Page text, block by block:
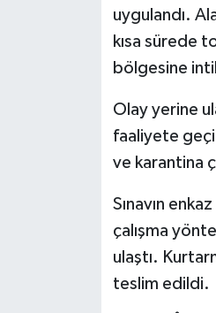
uygulandı.
kısa sürede
bölgesine
Olay yerine
faaliyete
ve karantina
Sınavın
çalışma
ulaştı.
teslim edildi.